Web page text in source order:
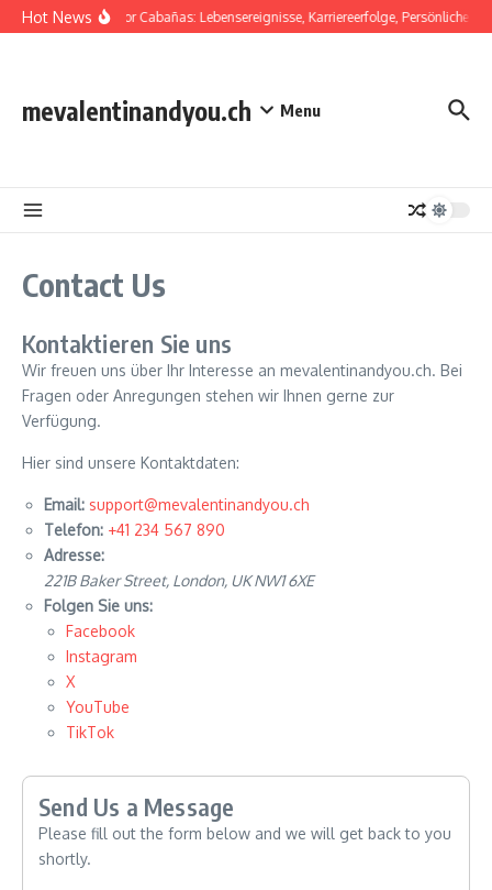
Skip to content
Hot NewsSalvador Cabañas: Lebensereignisse, Karriereerfolge, Persönliche
mevalentinandyou.ch Menu
Contact Us
Kontaktieren Sie uns
Wir freuen uns über Ihr Interesse an mevalentinandyou.ch. Bei
Fragen oder Anregungen stehen wir Ihnen gerne zur
Verfügung.
Hier sind unsere Kontaktdaten:
Email: support@mevalentinandyou.ch
Telefon: +41 234 567 890
Adresse:
221B Baker Street, London, UK NW1 6XE
Folgen Sie uns:
Facebook
Instagram
X
YouTube
TikTok
Send Us a Message
Please fill out the form below and we will get back to you
shortly.